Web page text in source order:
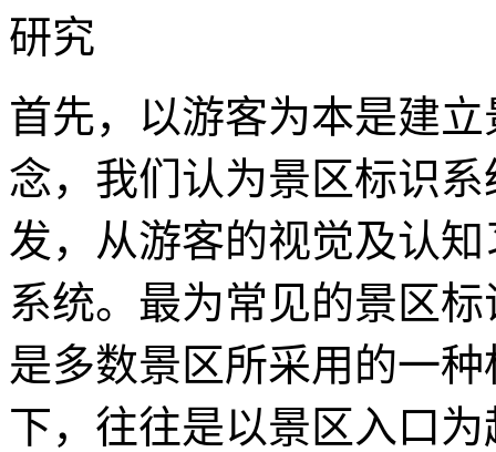
研究
首先，以游客为本是建
念，我们认为景区标识
发，从游客的视觉及认
系统。最为常见的景区
是多数景区所采用的一
下，往往是以景区入口